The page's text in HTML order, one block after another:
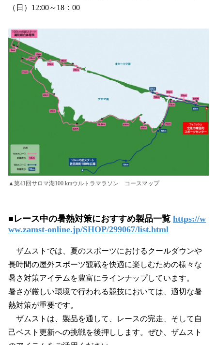
（日）12:00～18：00
▲第41回サロマ湖100 kmウルトラマラソン コースマップ
■レース中の暑熱対策におすすめ製品一覧 https://w
ww.zamst-online.jp/SHOP/299067/list.html
ザムストでは、夏のスポーツにおけるクールダウンや
長時間の屋外スポーツ観戦を快適に楽しむための様々な
暑さ対策アイテムを豊富にラインナップしています。
暑さが厳しい環境で行われる競技においては、適切な暑
熱対策が重要です。
ザムストは、製品を通して、レースの完走、そして自
己ベスト更新への挑戦を後押しします。ぜひ、ザムスト